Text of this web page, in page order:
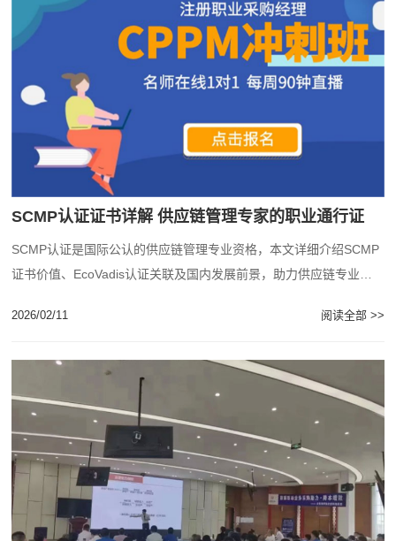
SCMP认证证书详解 供应链管理专家的职业通行证
SCMP认证是国际公认的供应链管理专业资格，本文详细介绍SCMP
证书价值、EcoVadis认证关联及国内发展前景，助力供应链专业人
2026/02/11 阅读全部 >>